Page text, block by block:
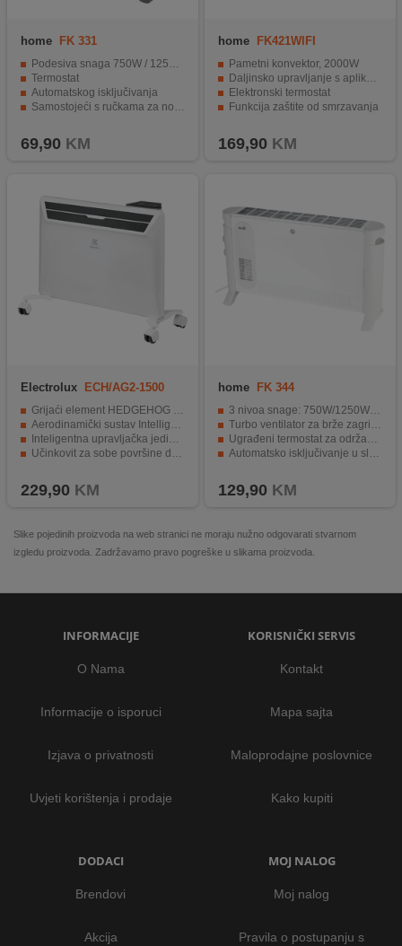
home FK 331
Podesiva snaga 750W / 1250W / 2000W
Termostat
Automatskog isključivanja
Samostojeći s ručkama za nošenje
69,90 KM
home FK421WIFI
Pametni konvektor, 2000W
Daljinsko upravljanje s aplikacijom putem WiFi veze
Elektronski termostat
Funkcija zaštite od smrzavanja
169,90 KM
Electrolux
ECH/AG2-1500
3BE EEC
Grijaći element HEDGEHOG za brže postizanje radne temperature
Aerodinamički sustav Intelligent Air Dynamic
Inteligentna upravljačka jedinica s LED display-om
Učinkovit za sobe površine do 15 m²
229,90 KM
home FK 344
3 nivoa snage: 750W/1250W/2000W
Turbo ventilator za brže zagrijavanje prostora
Ugrađeni termostat za održavanje željene temperature
Automatsko isključivanje u slučaju pregrijavanja
129,90 KM
Slike pojedinih proizvoda na web stranici ne moraju nužno odgovarati stvarnom
izgledu proizvoda. Zadržavamo pravo pogreške u slikama proizvoda.
INFORMACIJE
O Nama
Informacije o isporuci
Izjava o privatnosti
Uvjeti korištenja i prodaje
KORISNIČKI SERVIS
Kontakt
Mapa sajta
Maloprodajne poslovnice
Kako kupiti
DODACI
Brendovi
Akcija
MOJ NALOG
Moj nalog
Pravila o postupanju s